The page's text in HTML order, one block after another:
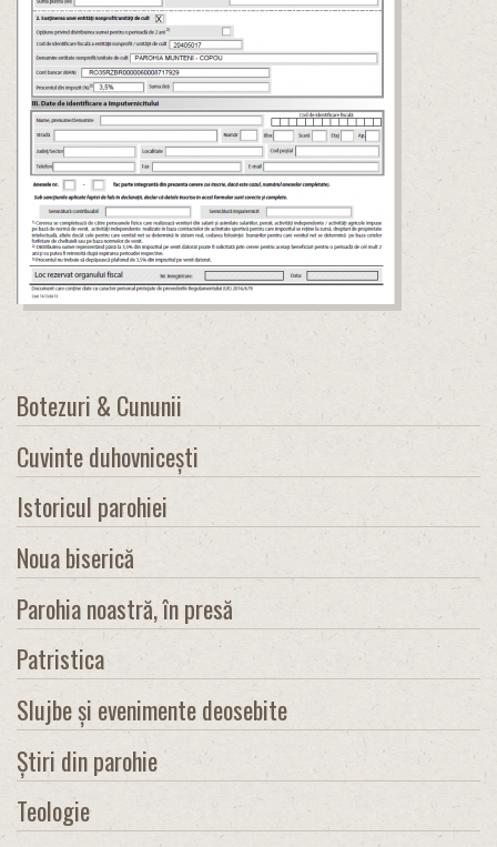
Botezuri & Cununii
Cuvinte duhovnicești
Istoricul parohiei
Noua biserică
Parohia noastră, în presă
Patristica
Slujbe și evenimente deosebite
Știri din parohie
Teologie